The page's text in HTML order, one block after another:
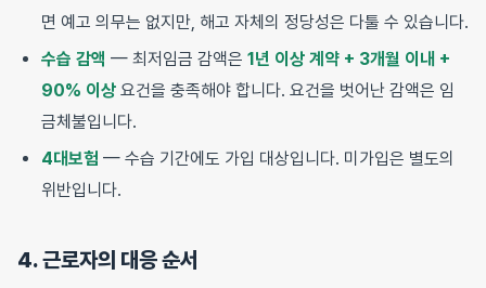
면 예고 의무는 없지만, 해고 자체의 정당성은 다툴 수 있습니다.
수습 감액 — 최저임금 감액은 1년 이상 계약 + 3개월 이내 +
90% 이상 요건을 충족해야 합니다. 요건을 벗어난 감액은 임
금체불입니다.
4대보험 — 수습 기간에도 가입 대상입니다. 미가입은 별도의
위반입니다.
4. 근로자의 대응 순서